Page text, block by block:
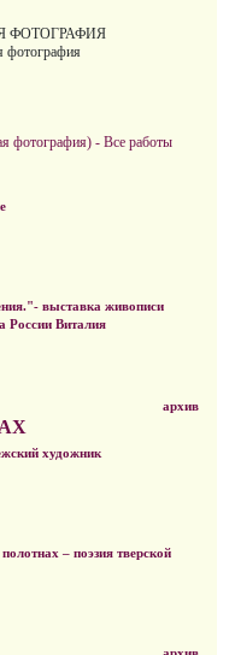
ФОТОГРАФИЯ
фотография
фотография) - Все работы
выставка живописи
России Виталия
архив
художник
– поэзия тверской